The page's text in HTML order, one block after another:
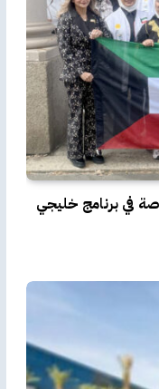
في برنامج خليجي